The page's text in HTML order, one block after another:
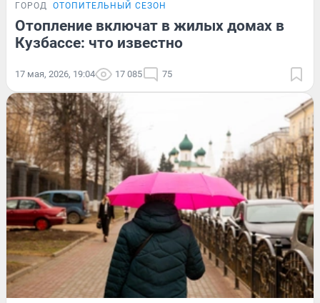
ГОРОД ОТОПИТЕЛЬНЫЙ СЕЗОН
Отопление включат в жилых домах в
Кузбассе: что известно
17 мая, 2026, 19:04 17 085 75